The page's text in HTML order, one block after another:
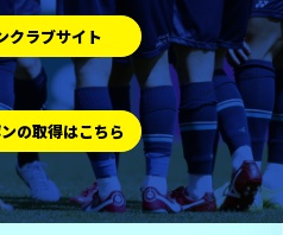
クラブサイト
の取得はこちら